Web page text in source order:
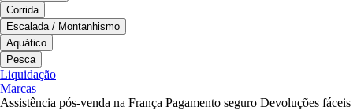
Corrida
Escalada / Montanhismo
Aquático
Pesca
Liquidação
Marcas
Assistência pós-venda na França Pagamento seguro Devoluções fáceis